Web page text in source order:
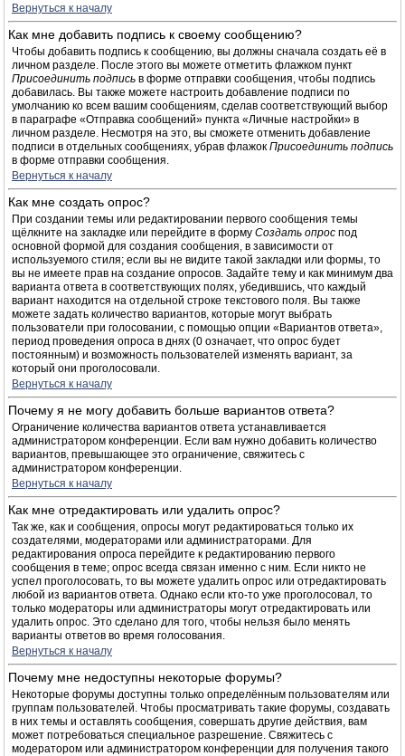
Вернуться к началу
Как мне добавить подпись к своему сообщению?
Чтобы добавить подпись к сообщению, вы должны сначала создать её в
личном разделе. После этого вы можете отметить флажком пункт
Присоединить подпись в форме отправки сообщения, чтобы подпись
добавилась. Вы также можете настроить добавление подписи по
умолчанию ко всем вашим сообщениям, сделав соответствующий выбор
в параграфе «Отправка сообщений» пункта «Личные настройки» в
личном разделе. Несмотря на это, вы сможете отменить добавление
подписи в отдельных сообщениях, убрав флажок Присоединить подпись
в форме отправки сообщения.
Вернуться к началу
Как мне создать опрос?
При создании темы или редактировании первого сообщения темы
щёлкните на закладке или перейдите в форму Создать опрос под
основной формой для создания сообщения, в зависимости от
используемого стиля; если вы не видите такой закладки или формы, то
вы не имеете прав на создание опросов. Задайте тему и как минимум два
варианта ответа в соответствующих полях, убедившись, что каждый
вариант находится на отдельной строке текстового поля. Вы также
можете задать количество вариантов, которые могут выбрать
пользователи при голосовании, с помощью опции «Вариантов ответа»,
период проведения опроса в днях (0 означает, что опрос будет
постоянным) и возможность пользователей изменять вариант, за
который они проголосовали.
Вернуться к началу
Почему я не могу добавить больше вариантов ответа?
Ограничение количества вариантов ответа устанавливается
администратором конференции. Если вам нужно добавить количество
вариантов, превышающее это ограничение, свяжитесь с
администратором конференции.
Вернуться к началу
Как мне отредактировать или удалить опрос?
Так же, как и сообщения, опросы могут редактироваться только их
создателями, модераторами или администраторами. Для
редактирования опроса перейдите к редактированию первого
сообщения в теме; опрос всегда связан именно с ним. Если никто не
успел проголосовать, то вы можете удалить опрос или отредактировать
любой из вариантов ответа. Однако если кто-то уже проголосовал, то
только модераторы или администраторы могут отредактировать или
удалить опрос. Это сделано для того, чтобы нельзя было менять
варианты ответов во время голосования.
Вернуться к началу
Почему мне недоступны некоторые форумы?
Некоторые форумы доступны только определённым пользователям или
группам пользователей. Чтобы просматривать такие форумы, создавать
в них темы и оставлять сообщения, совершать другие действия, вам
может потребоваться специальное разрешение. Свяжитесь с
модератором или администратором конференции для получения такого